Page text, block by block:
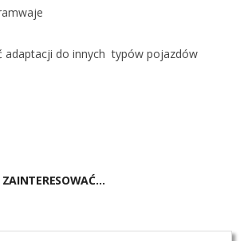
adaptacji do innych typów pojazdów